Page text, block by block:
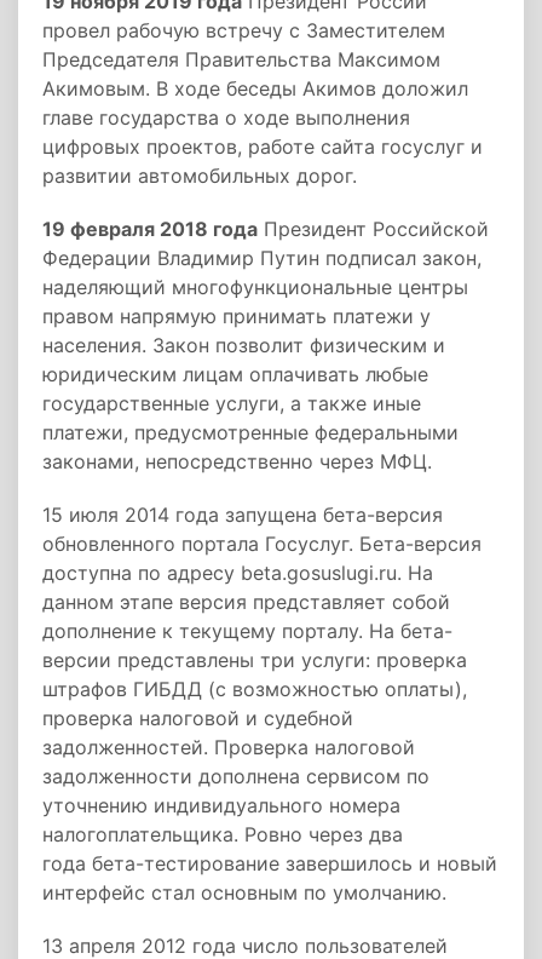
провел рабочую встречу с Заместителем
Председателя Правительства Максимом
Акимовым. В ходе беседы Акимов доложил
главе государства о ходе выполнения
цифровых проектов, работе сайта госуслуг и
развитии автомобильных дорог.
19 февраля 2018 года Президент Российской
Федерации Владимир Путин подписал закон,
наделяющий многофункциональные центры
правом напрямую принимать платежи у
населения. Закон позволит физическим и
юридическим лицам оплачивать любые
государственные услуги, а также иные
платежи, предусмотренные федеральными
законами, непосредственно через МФЦ.
15 июля 2014 года запущена бета-версия
обновленного портала Госуслуг. Бета-версия
доступна по адресу beta.gosuslugi.ru. На
данном этапе версия представляет собой
дополнение к текущему порталу. На бета-
версии представлены три услуги: проверка
штрафов ГИБДД (с возможностью оплаты),
проверка налоговой и судебной
задолженностей. Проверка налоговой
задолженности дополнена сервисом по
уточнению индивидуального номера
налогоплательщика. Ровно через два
года бета-тестирование завершилось и новый
интерфейс стал основным по умолчанию.
13 апреля 2012 года число пользователей